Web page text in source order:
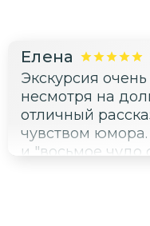
Елена
Экскурсия
несмотря на
отличный
чувством
и "восьмое чудо
посещению, не